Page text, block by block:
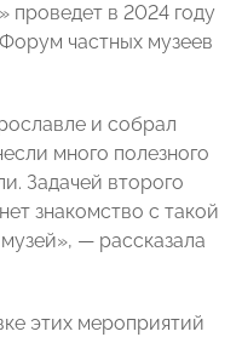
в 2024 году
частных музеев
и собрал
много полезного
Задачей второго
знакомство с такой
— рассказала
этих мероприятий